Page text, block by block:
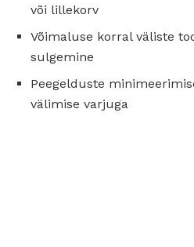
või lillekorv
Võimaluse korral väliste
sulgemine
Peegelduste
välimise varjuga